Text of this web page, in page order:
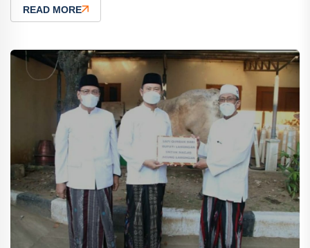
READ MORE